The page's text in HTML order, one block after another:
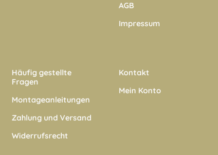
AGB
Impressum
Häufig gestellte
Fragen
Montageanleitungen
Zahlung und Versand
Widerrufsrecht
Kontakt
Mein Konto